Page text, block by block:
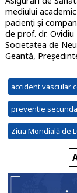
mediului
pacienți și
de prof. dr.
Societatea de
Geantă,
accident vascular
preventie
Ziua Mondială de